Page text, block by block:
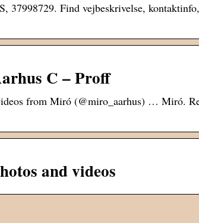
Find vejbeskrivelse,
C – Proff
from Miró (@miro_aarhus) … Miró.
and videos